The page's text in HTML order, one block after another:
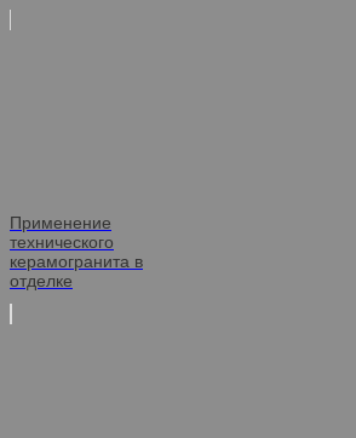
Применение
технического
керамогранита в
отделке